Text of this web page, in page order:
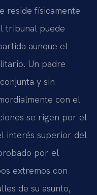
reside físicamente
tribunal puede
aunque el
Un padre
y sin
con el
se rigen por el
interés superior del
por el
extremos con
de su asunto,